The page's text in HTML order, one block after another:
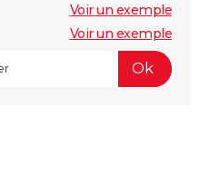
Voir un exemple
Voir un exemple